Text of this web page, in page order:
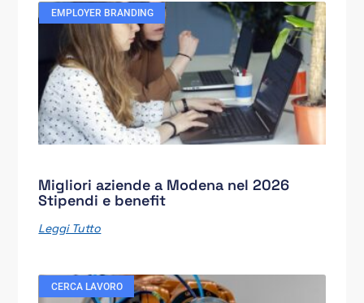
EMPLOYER BRANDING
Migliori aziende a Modena nel 2026
Stipendi e benefit
Leggi Tutto
CERCA LAVORO